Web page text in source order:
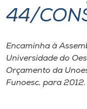
I.nova
Diplomados
Cultura
44/
Encaminha à
Universidade do
Orçamento da
Funoesc, para 2012.